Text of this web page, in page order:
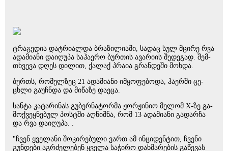
ტრა­გე­დია დატ­რი­ალ­და ბრა­ზი­ლი­ა­ში, სა­დაც სულ მცი­რე რვა
ადა­მი­ა­ნი და­ი­ღუ­პა სა­ჰა­ე­რო ბურ­თის ავა­რი­ის შე­დე­გად. შემ­
თხვე­ვა დღეს დი­ლით, ქა­ლაქ პრა­ია გრან­დე­ში მოხ­და.
ბურთს, რო­მელ­ზეც 21 ადა­მი­ა­ნი იმ­ყო­ფე­ბო­და, ჰა­ერ­ში ცე­
ცხლი გა­უჩ­ნდა და მი­წა­ზე და­ე­ცა.
სან­ტა კა­ტა­რი­ნას გუ­ბერ­ნა­ტორ­მა ჟორ­ჟი­ნიო მე­ლომ X-ზე გა­
მოქ­ვეყ­ნე­ბულ პოს­ტში აღ­ნიშ­ნა, რომ 13 ადა­მი­ა­ნი გა­დარ­ჩა
და რვა და­ი­ღუ­პა. .
"ჩვენ ყვე­ლა­ნი შო­კი­რე­ბუ­ლი ვართ ამ ინ­ცი­დენ­ტით, ჩვე­ნი
გუნ­დე­ბი აგ­რძე­ლე­ბენ ყვე­ლა სა­ჭი­რო დახ­მა­რე­ბის გა­წე­ვას